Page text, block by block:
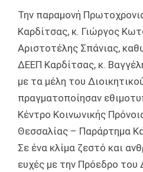
Την παραμονή
Καρδίτσας, κ. Γιώργος
Αριστοτέλης Σπάνιας,
ΔΕΕΠ Καρδίτσας, κ.
με τα μέλη του
πραγματοποίησαν
Κέντρο Κοινωνικής
Θεσσαλίας – Παράρτημα
Σε ένα κλίμα ζεστό και
ευχές με την Πρόεδρο του